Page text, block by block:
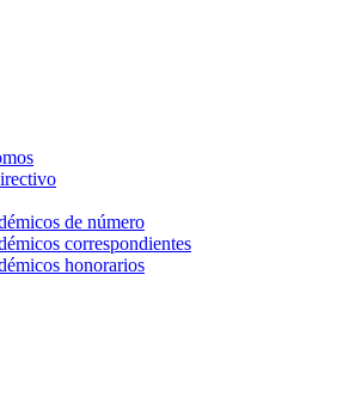
de número
correspondientes
honorarios